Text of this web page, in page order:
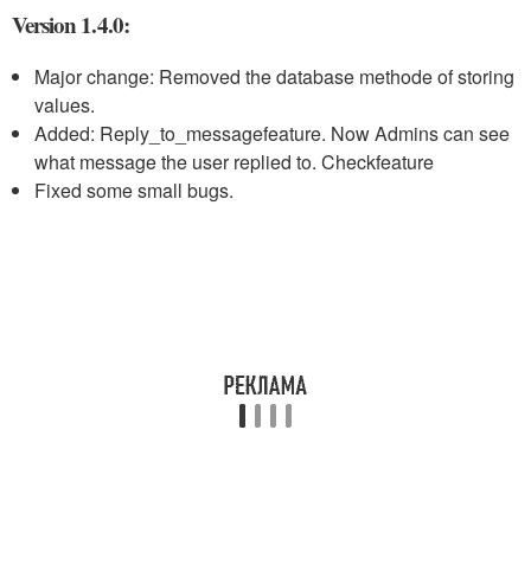
Version 1.4.0:
Major change: Removed the database methode of storing
values.
Added: Reply_to_messagefeature. Now Admins can see
what message the user replied to. Checkfeature
Fixed some small bugs.